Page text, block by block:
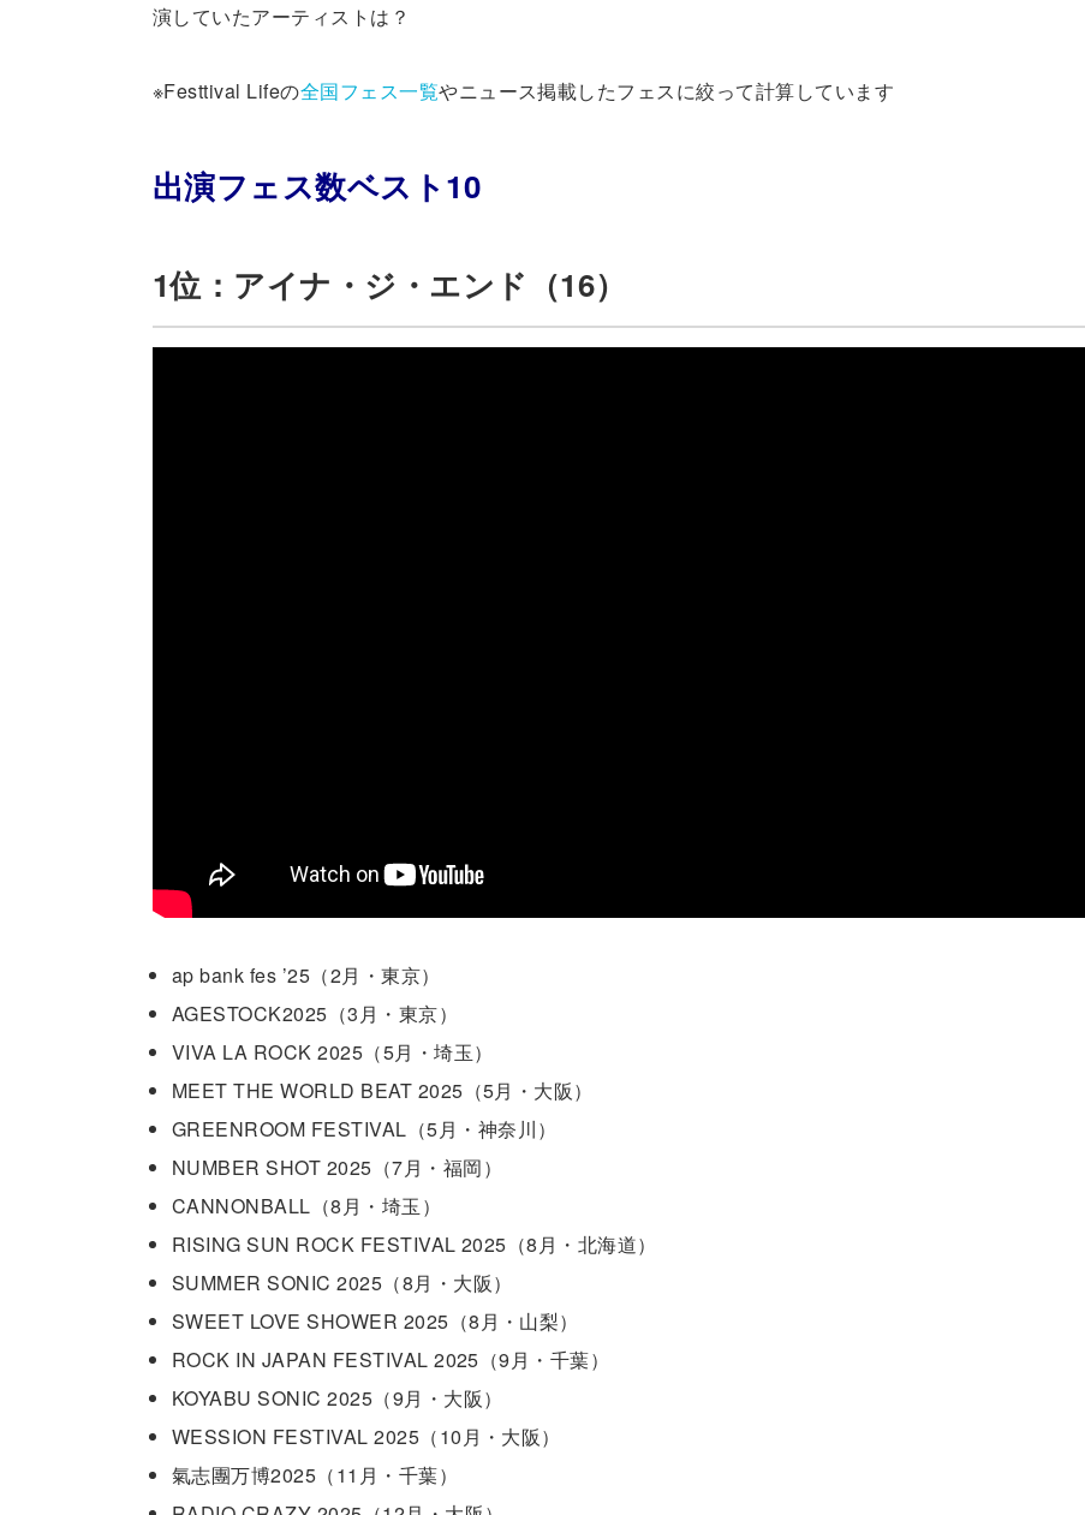
演していたアーティストは？
※Festtival Lifeの全国フェス一覧やニュース掲載したフェスに絞って計算しています
出演フェス数ベスト10
1位：アイナ・ジ・エンド（16）
ap bank fes ’25（2月・東京）
AGESTOCK2025（3月・東京）
VIVA LA ROCK 2025（5月・埼玉）
MEET THE WORLD BEAT 2025（5月・大阪）
GREENROOM FESTIVAL（5月・神奈川）
NUMBER SHOT 2025（7月・福岡）
CANNONBALL（8月・埼玉）
RISING SUN ROCK FESTIVAL 2025（8月・北海道）
SUMMER SONIC 2025（8月・大阪）
SWEET LOVE SHOWER 2025（8月・山梨）
ROCK IN JAPAN FESTIVAL 2025（9月・千葉）
KOYABU SONIC 2025（9月・大阪）
WESSION FESTIVAL 2025（10月・大阪）
氣志團万博2025（11月・千葉）